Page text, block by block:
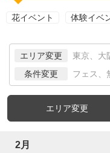
花イベント 体験イベ
エリア変更 東京、大
条件変更 フェス、
エリア変更
2月